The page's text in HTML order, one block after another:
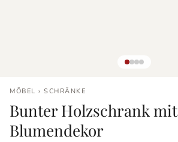
MÖBEL › SCHRÄNKE
Bunter Holzschrank mit
Blumendekor